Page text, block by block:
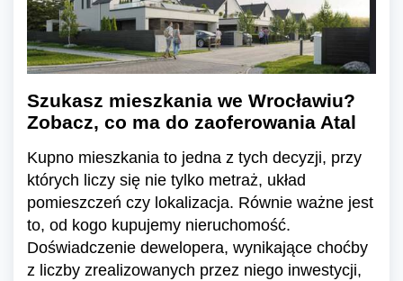
Szukasz mieszkania we Wrocławiu?
Zobacz, co ma do zaoferowania Atal
Kupno mieszkania to jedna z tych decyzji, przy
których liczy się nie tylko metraż, układ
pomieszczeń czy lokalizacja. Równie ważne jest
to, od kogo kupujemy nieruchomość.
Doświadczenie dewelopera, wynikające choćby
z liczby zrealizowanych przez niego inwestycji,